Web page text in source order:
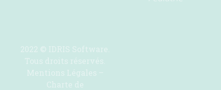
2022 © IDRIS Software.
Tous droits réservés.
Mentions Légales –
Charte de